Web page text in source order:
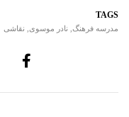
TAGS
مدرسه فرهنگ نادر موسوی نقاشی